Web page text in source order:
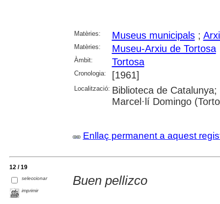
Matèries: Museus municipals;
Matèries: Museu-Arxiu de Tortosa
Àmbit: Tortosa
Cronologia: [1961]
Localització: Biblioteca de
Marcel·lí Domingo
Enllaç permanent a aquest
12 / 19
seleccionar
imprimir
Buen pellizco